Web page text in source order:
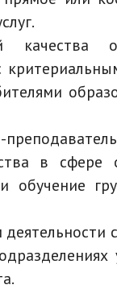
качества
в сфере
обучение